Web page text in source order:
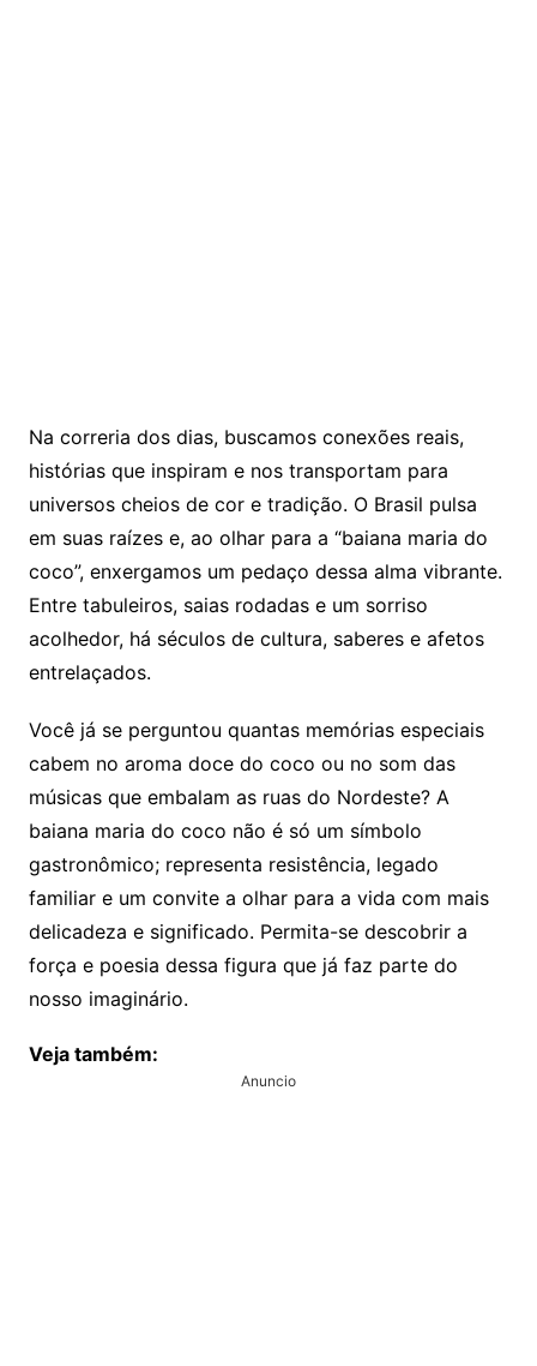
Na correria dos dias, buscamos conexões reais,
histórias que inspiram e nos transportam para
universos cheios de cor e tradição. O Brasil pulsa
em suas raízes e, ao olhar para a “baiana maria do
coco”, enxergamos um pedaço dessa alma vibrante.
Entre tabuleiros, saias rodadas e um sorriso
acolhedor, há séculos de cultura, saberes e afetos
entrelaçados.
Você já se perguntou quantas memórias especiais
cabem no aroma doce do coco ou no som das
músicas que embalam as ruas do Nordeste? A
baiana maria do coco não é só um símbolo
gastronômico; representa resistência, legado
familiar e um convite a olhar para a vida com mais
delicadeza e significado. Permita-se descobrir a
força e poesia dessa figura que já faz parte do
nosso imaginário.
Veja também:
Anuncio